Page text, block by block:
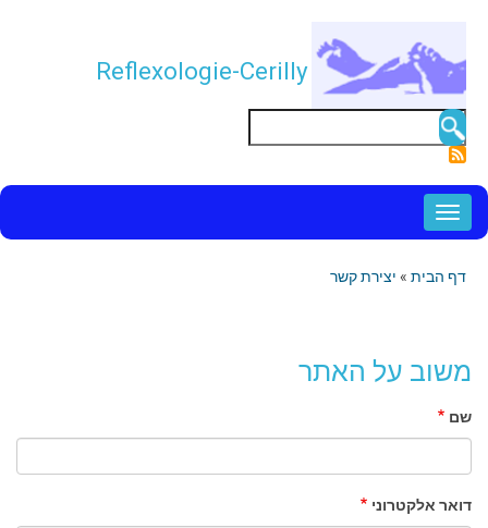
העיקרי
Reflexologie-Cerilly
חיפוש
NAVIGATION
PRINCIPALE
דף הבית יצירת קשר
משוב על האתר
שם
דואר אלקטרוני